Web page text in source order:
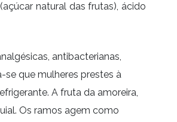
natural das frutas), ácido
antibacterianas,
se que mulheres prestes à
A fruta da amoreira,
Os ramos agem como